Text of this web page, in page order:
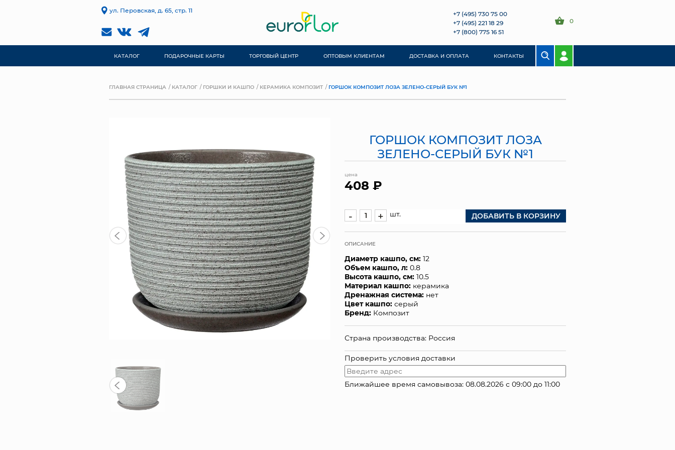
ул. Перовская, д. 65, стр. 11
+7 (495) 730 75 00
+7 (495) 221 18 29
+7 (800) 775 16 51
0
КАТАЛОГ ПОДАРОЧНЫЕ КАРТЫ ТОРГОВЫЙ ЦЕНТР ОПТОВЫМ КЛИЕНТАМ ДОСТАВКА И ОПЛАТА КОНТАКТЫ
ГЛАВНАЯ СТРАНИЦА КАТАЛОГ ГОРШКИ И КАШПО КЕРАМИКА КОМПОЗИТ ГОРШОК КОМПОЗИТ ЛОЗА ЗЕЛЕНО-СЕРЫЙ БУК №1
ГОРШОК КОМПОЗИТ ЛОЗА
ЗЕЛЕНО-СЕРЫЙ БУК №1
цена
408 ₽
- + шт. ДОБАВИТЬ В КОРЗИНУ
ОПИСАНИЕ
Диаметр кашпо, см: 12
Объем кашпо, л: 0.8
Высота кашпо, см: 10.5
Материал кашпо: керамика
Дренажная система: нет
Цвет кашпо: серый
Бренд: Композит
Страна производства: Россия
Проверить условия доставки
Ближайшее время самовывоза: 08.08.2026 с 09:00 до 11:00